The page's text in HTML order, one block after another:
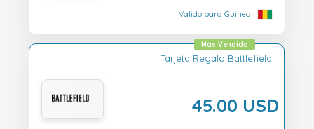
Válido para Guinea
Tarjeta Regalo Battlefield
45.00 USD
Más Vendido